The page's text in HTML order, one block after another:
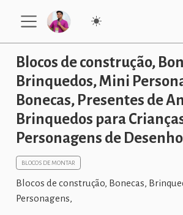
Blocos de construção,
Brinquedos, Mini
Bonecas, Presentes de
Brinquedos para
Personagens de
BLOCOS DE MONTAR
Blocos de construção, Bonecas,
Personagens,